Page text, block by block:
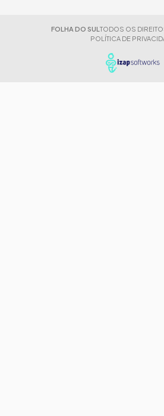
FOLHA DO SUL TODOS OS
POLÍTICA DE